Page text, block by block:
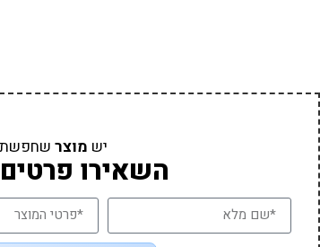
יש מוצר
השאירו